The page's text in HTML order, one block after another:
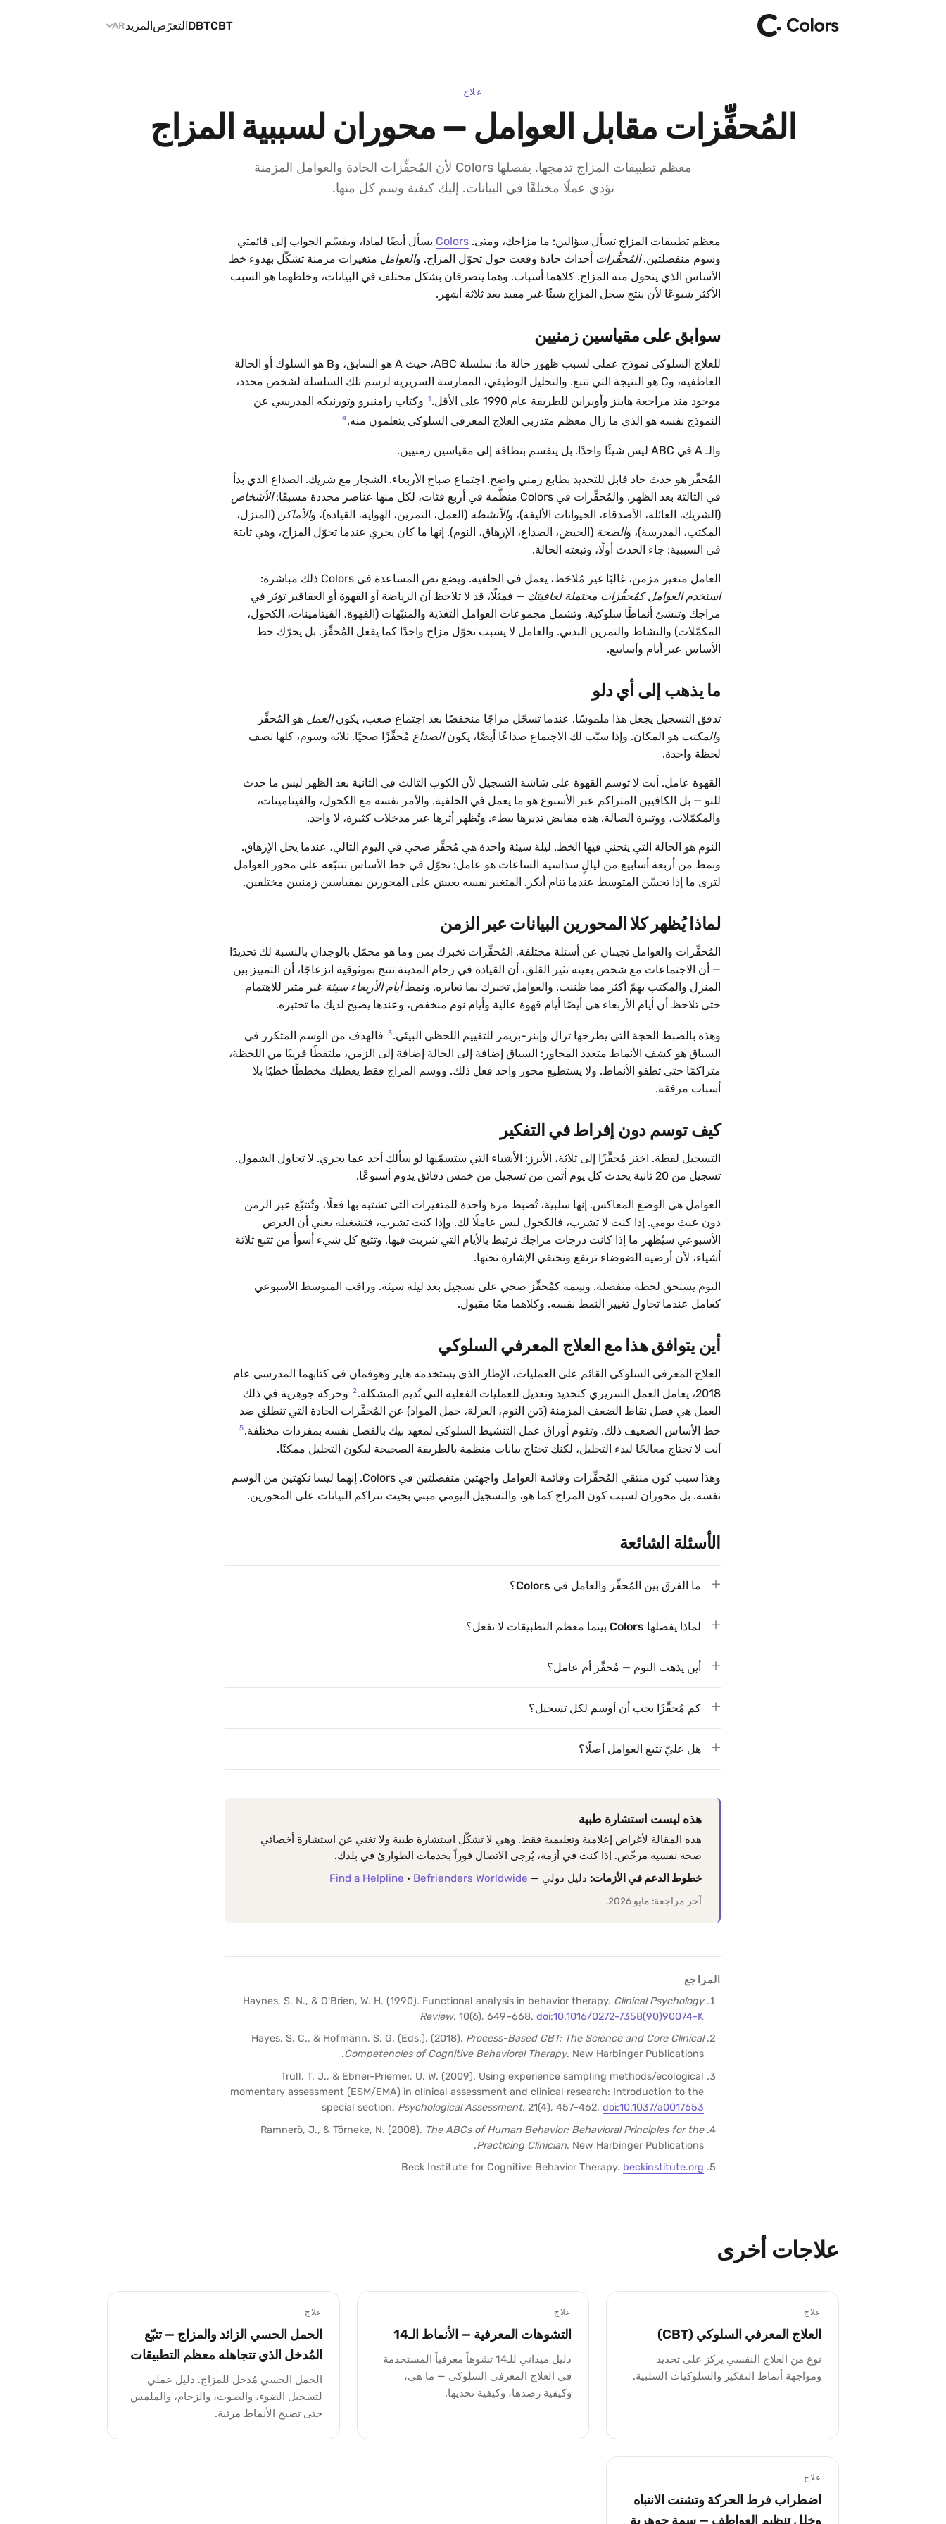
CBT
DBTالتعرّضالمزيدAR
علاج
المُحفِّزات مقابل العوامل — محوران لسببية المزاج
معظم تطبيقات المزاج تدمجها. يفصلها Colors لأن المُحفِّزات الحادة والعوامل المزمنة
تؤدي عملًا مختلفًا في البيانات. إليك كيفية وسم كل منها.
معظم تطبيقات المزاج تسأل سؤالين: ما مزاجك، ومتى. Colors يسأل أيضًا لماذا، ويقسّم الجواب إلى قائمتي
وسوم منفصلتين.المُحفِّزات أحداث حادة وقعت حول تحوّل المزاج. والعوامل متغيرات مزمنة تشكّل بهدوء خط
الأساس الذي يتحول منه المزاج. كلاهما أسباب. وهما يتصرفان بشكل مختلف في البيانات، وخلطهما هو السبب
الأكثر شيوعًا لأن ينتج سجل المزاج شيئًا غير مفيد بعد ثلاثة أشهر.
سوابق على مقياسين زمنيين
للعلاج السلوكي نموذج عملي لسبب ظهور حالة ما: سلسلة ABC، حيث A هو السابق، وB هو السلوك أو الحالة
العاطفية، وC هو النتيجة التي تتبع. والتحليل الوظيفي، الممارسة السريرية لرسم تلك السلسلة لشخص محدد،
موجود منذ مراجعة هاينز وأوبراين للطريقة عام 1990 على الأقل.
1 وكتاب رامنيرو وتورنيكه المدرسي عن
النموذج نفسه هو الذي ما زال معظم متدربي العلاج المعرفي السلوكي يتعلمون منه. 4
والـ A في ABC ليس شيئًا واحدًا. بل ينقسم بنظافة إلى مقياسين زمنيين.
المُحفِّز هو حدث حاد قابل للتحديد بطابع زمني واضح. اجتماع صباح الأربعاء. الشجار مع شريك. الصداع الذي بدأ
في الثالثة بعد الظهر. والمُحفِّزات في Colors منظَّمة في أربع فئات، لكل منها عناصر محددة مسبقًا:
الأشخاص
(الشريك، العائلة، الأصدقاء، الحيوانات الأليفة)، والأنشطة (العمل، التمرين، الهواية، القيادة)، والأماكن (المنزل،
المكتب، المدرسة)، والصحة (الحيض، الصداع، الإرهاق، النوم). إنها ما كان يجري عندما تحوّل المزاج، وهي ثابتة
في السببية: جاء الحدث أولًا، وتبعته الحالة.
العامل متغير مزمن، غالبًا غير مُلاحَظ، يعمل في الخلفية. ويضع نص المساعدة في Colors ذلك مباشرة:
استخدم العوامل كمُحفِّزات محتملة لعافيتك — فمثلًا، قد لا تلاحظ أن الرياضة أو القهوة أو العقاقير تؤثر في
مزاجك وتنشئ أنماطًا سلوكية. وتشمل مجموعات العوامل التغذية والمنبّهات (القهوة، الفيتامينات، الكحول،
المكمّلات) والنشاط والتمرين البدني. والعامل لا يسبب تحوّل مزاج واحدًا كما يفعل المُحفِّز. بل يحرّك خط
الأساس عبر أيام وأسابيع.
ما يذهب إلى أي دلو
تدفق التسجيل يجعل هذا ملموسًا. عندما تسجّل مزاجًا منخفضًا بعد اجتماع صعب، يكونالعمل هو المُحفِّز
والمكتب هو المكان. وإذا سبّب لك الاجتماع صداعًا أيضًا، يكونالصداع مُحفِّزًا صحيًا. ثلاثة وسوم، كلها تصف
لحظة واحدة.
القهوة عامل. أنت لا توسم القهوة على شاشة التسجيل لأن الكوب الثالث في الثانية بعد الظهر ليس ما حدث
للتو — بل الكافيين المتراكم عبر الأسبوع هو ما يعمل في الخلفية. والأمر نفسه مع الكحول، والفيتامينات،
والمكمّلات، ووتيرة الصالة. هذه مقابض تديرها ببطء. وتُظهر أثرها عبر مدخلات كثيرة، لا واحد.
النوم هو الحالة التي ينحني فيها الخط. ليلة سيئة واحدة هي مُحفِّز صحي في اليوم التالي، عندما يحل الإرهاق.
ونمط من أربعة أسابيع من ليالٍ سداسية الساعات هو عامل: تحوّل في خط الأساس تتتبّعه على محور العوامل
لترى ما إذا تحسّن المتوسط عندما تنام أبكر. المتغير نفسه يعيش على المحورين بمقياسين زمنيين مختلفين.
لماذا يُظهر كلا المحورين البيانات عبر الزمن
المُحفِّزات والعوامل تجيبان عن أسئلة مختلفة. المُحفِّزات تخبرك بمن وما هو محمّل بالوجدان بالنسبة لك تحديدًا
— أن الاجتماعات مع شخص بعينه تثير القلق، أن القيادة في زحام المدينة تنتج بموثوقية انزعاجًا، أن التمييز بين
المنزل والمكتب يهمّ أكثر مما ظننت. والعوامل تخبرك بما تعايره. ونمطأيام الأربعاء سيئة غير مثير للاهتمام
حتى تلاحظ أن أيام الأربعاء هي أيضًا أيام قهوة عالية وأيام نوم منخفض، وعندها يصبح لديك ما تختبره.
وهذه بالضبط الحجة التي يطرحها ترال وإبنر-بريمر للتقييم اللحظي البيئي. 3 فالهدف من الوسم المتكرر في
السياق هو كشف الأنماط متعدد المحاور: السياق إضافة إلى الحالة إضافة إلى الزمن، ملتقطًا قريبًا من اللحظة،
متراكمًا حتى تطفو الأنماط. ولا يستطيع محور واحد فعل ذلك. ووسم المزاج فقط يعطيك مخططًا خطيًا بلا
أسباب مرفقة.
كيف توسم دون إفراط في التفكير
التسجيل لقطة. اختر مُحفِّزًا إلى ثلاثة، الأبرز: الأشياء التي ستسمّيها لو سألك أحد عما يجري. لا تحاول الشمول.
تسجيل من 20 ثانية يحدث كل يوم أثمن من تسجيل من خمس دقائق يدوم أسبوعًا.
العوامل هي الوضع المعاكس. إنها سلبية، تُضبط مرة واحدة للمتغيرات التي تشتبه بها فعلًا، وتُتتبَّع عبر الزمن
دون عبث يومي. إذا كنت لا تشرب، فالكحول ليس عاملًا لك. وإذا كنت تشرب، فتشغيله يعني أن العرض
الأسبوعي سيُظهر ما إذا كانت درجات مزاجك ترتبط بالأيام التي شربت فيها. وتتبع كل شيء أسوأ من تتبع ثلاثة
أشياء، لأن أرضية الضوضاء ترتفع وتختفي الإشارة تحتها.
النوم يستحق لحظة منفصلة. وسِمه كمُحفِّز صحي على تسجيل بعد ليلة سيئة. وراقب المتوسط الأسبوعي
كعامل عندما تحاول تغيير النمط نفسه. وكلاهما معًا مقبول.
أين يتوافق هذا مع العلاج المعرفي السلوكي
العلاج المعرفي السلوكي القائم على العمليات، الإطار الذي يستخدمه هايز وهوفمان في كتابهما المدرسي عام
2018، يعامل العمل السريري كتحديد وتعديل للعمليات الفعلية التي تُديم المشكلة.
2 وحركة جوهرية في ذلك
العمل هي فصل نقاط الضعف المزمنة (دَين النوم، العزلة، حمل المواد) عن المُحفِّزات الحادة التي تنطلق ضد
خط الأساس الضعيف ذلك. وتقوم أوراق عمل التنشيط السلوكي لمعهد بيك بالفصل نفسه بمفردات مختلفة. 5
أنت لا تحتاج معالجًا لبدء التحليل، لكنك تحتاج بيانات منظمة بالطريقة الصحيحة ليكون التحليل ممكنًا.
وهذا سبب كون منتقي المُحفِّزات وقائمة العوامل واجهتين منفصلتين في Colors. إنهما ليسا نكهتين من الوسم
نفسه. بل محوران لسبب كون المزاج كما هو، والتسجيل اليومي مبني بحيث تتراكم البيانات على المحورين.
الأسئلة الشائعة
ما الفرق بين المُحفِّز والعامل في Colors؟
لماذا يفصلها Colors بينما معظم التطبيقات لا تفعل؟
أين يذهب النوم — مُحفِّز أم عامل؟
كم مُحفِّزًا يجب أن أوسم لكل تسجيل؟
هل عليّ تتبع العوامل أصلًا؟
هذه ليست استشارة طبية
هذه المقالة لأغراض إعلامية وتعليمية فقط. وهي لا تشكّل استشارة طبية ولا تغني عن استشارة أخصائي
صحة نفسية مرخّص. إذا كنت في أزمة، يُرجى الاتصال فوراً بخدمات الطوارئ في بلدك.
خطوط الدعم في الأزمات: دليل دولي — Find a Helpline · Befrienders Worldwide
آخر مراجعة: مايو 2026.
المراجع
Haynes, S. N., & O'Brien, W. H. (1990). Functional analysis in behavior therapy. Clinical Psychology
Review, 10(6), 649–668. doi:10.1016/0272-7358(90)90074-K
Hayes, S. C., & Hofmann, S. G. (Eds.). (2018). Process-Based CBT: The Science and Core Clinical
Competencies of Cognitive Behavioral Therapy. New Harbinger Publications.
Trull, T. J., & Ebner-Priemer, U. W. (2009). Using experience sampling methods/ecological
momentary assessment (ESM/EMA) in clinical assessment and clinical research: Introduction to the
special section. Psychological Assessment, 21(4), 457–462. doi:10.1037/a0017653
Ramnerö, J., & Törneke, N. (2008). The ABCs of Human Behavior: Behavioral Principles for the
Practicing Clinician. New Harbinger Publications.
Beck Institute for Cognitive Behavior Therapy. beckinstitute.org
علاجات أخرى
علاج
العلاج المعرفي السلوكي (CBT)
نوع من العلاج النفسي يركز على تحديد
ومواجهة أنماط التفكير والسلوكيات السلبية.
علاج
التشوهات المعرفية — الأنماط الـ14
دليل ميداني للـ14 تشوهاً معرفياً المستخدمة
في العلاج المعرفي السلوكي — ما هي،
وكيفية رصدها، وكيفية تحديها.
علاج
الحمل الحسي الزائد والمزاج — تتبّع
المُدخل الذي تتجاهله معظم التطبيقات
الحمل الحسي مُدخل للمزاج. دليل عملي
لتسجيل الضوء، والصوت، والزحام، والملمس
حتى تصبح الأنماط مرئية.
علاج
اضطراب فرط الحركة وتشتت الانتباه
وخلل تنظيم العواطف — سمة جوهرية